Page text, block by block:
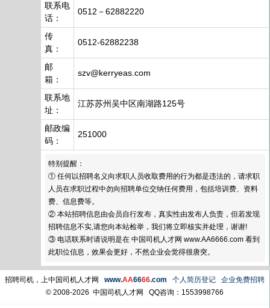
联系电
话：
0512－62882220
传
真：
0512-62882238
邮
箱：
szv@kerryeas.com
联系地
址：
江苏苏州吴中区南湖路125号
邮政编
码：
251000
特别提醒：
① 任何以招聘名义向求职人员收取费用的行为都是违法的，请求职
人员在求职过程中勿向招聘单位交纳任何费用，包括培训费、资料
费、信息费等。
② 本站招聘信息由会员自行发布，真实性由发布人负责，但若发现
招聘信息不实,请您向本站检举，我们将立即核实并处理，谢谢!
③ 电话联系时请说明是在 中国司机人才网 www.AA6666.com 看到
此职位信息，效果会更好，不然企业会觉得很唐突。
招聘司机，上中国司机人才网 www.AA6666.com 个人简历登记
企业免费招聘
© 2008-2026 中国司机人才网 QQ咨询：1553998766